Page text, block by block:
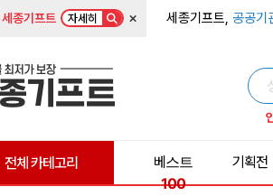
세종기프트 자세히 × 세종기프트, 공공기
전체 카테고리
베스트
100
기획전